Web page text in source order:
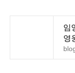
임
영
2